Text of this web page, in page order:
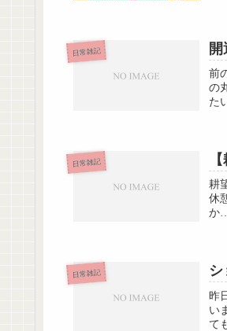
日常雑記
前
の
た
日常雑記
耕
休
か
日常雑記
昨
い
て